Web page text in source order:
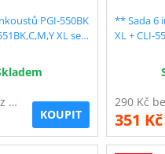
PGI-550BK
XL se
248 Kč bez DPH
KOUPIT
** Sada 6
XL + CLI-
351 Kč